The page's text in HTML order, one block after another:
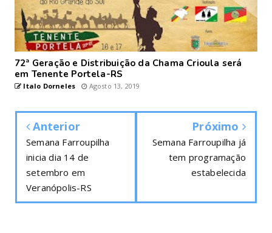
72ª Geração e Distribuição da Chama Crioula será
em Tenente Portela-RS
Italo Dorneles Agosto 13, 2019
Anterior
Semana Farroupilha
inicia dia 14 de
setembro em
Veranópolis-RS
Próximo
Semana Farroupilha já
tem programação
estabelecida